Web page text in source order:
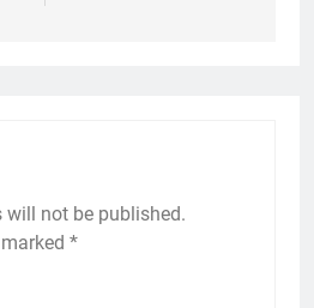
will not be published.
*